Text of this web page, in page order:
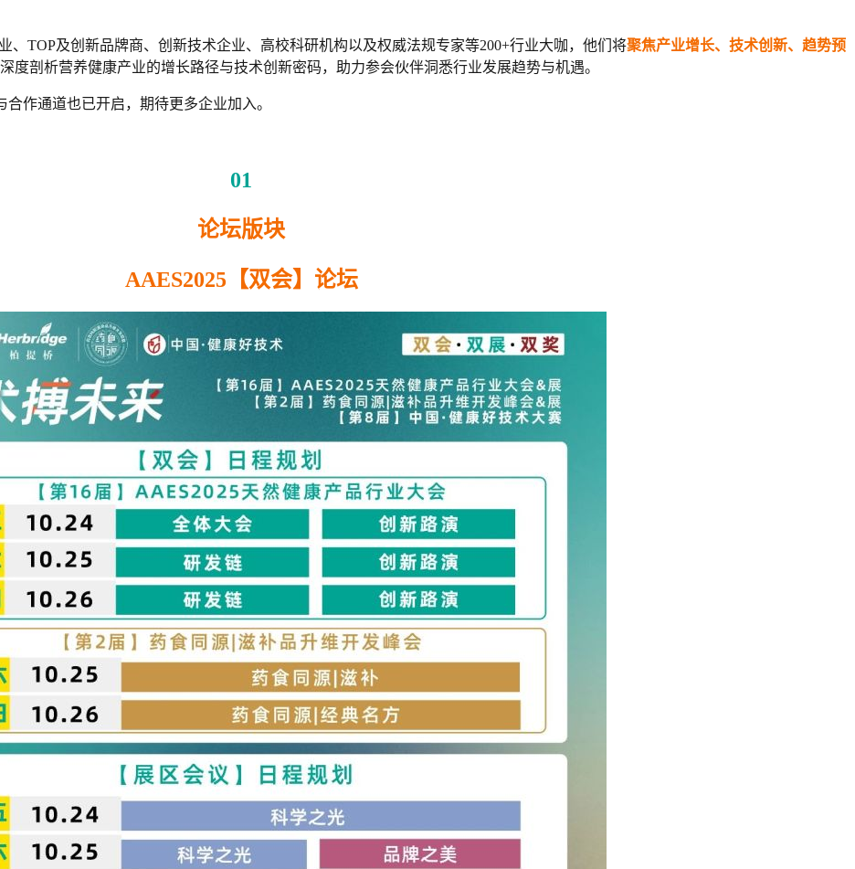
、TOP及创新品牌商、创新技术企业、高校科研机构以及权威法规专家等200+行业大咖， 他们将聚焦产业增长、技术创新、 趋势预
度剖析营养健康产业的增长路径与技术创新密码，助力参会伙伴洞悉行业发展趋势与机遇。
作通道也已开启，期待更多企业加入。
01
论坛版块
AAES2025【双会】论坛